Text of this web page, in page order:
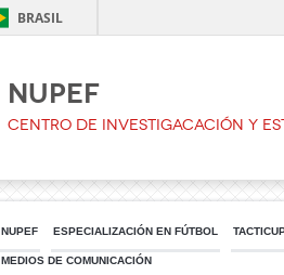
BRASIL
NUPEF
CENTRO DE INVESTIGACACIÓN Y
NUPEF ESPECIALIZACIÓN EN FÚTBOL
MEDIOS DE COMUNICACIÓN